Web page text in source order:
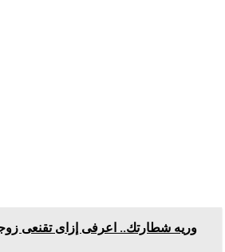
وريه شطارتك.. اعرفى إزاى تقنعى